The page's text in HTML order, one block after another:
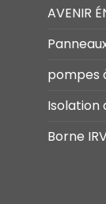
AVENIR
pompes
Isolation
Borne